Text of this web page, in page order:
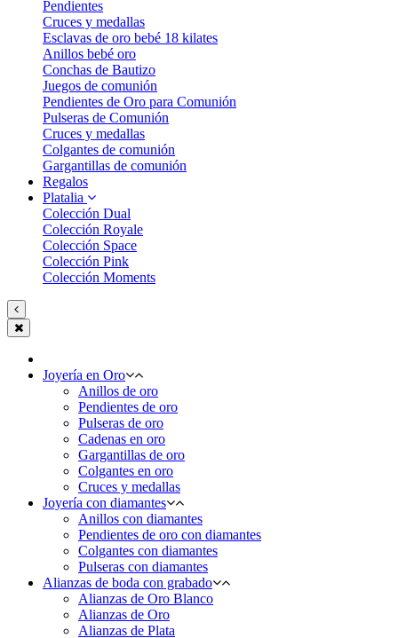
Pendientes
Cruces y medallas
Esclavas de oro bebé 18 kilates
Anillos bebé oro
Conchas de Bautizo
Juegos de comunión
Pendientes de Oro para Comunión
Pulseras de Comunión
Cruces y medallas
Colgantes de comunión
Gargantillas de comunión
Regalos
Platalia
Colección Dual
Colección Royale
Colección Space
Colección Pink
Colección Moments
Joyería en Oro
Anillos de oro
Pendientes de oro
Pulseras de oro
Cadenas en oro
Gargantillas de oro
Colgantes en oro
Cruces y medallas
Joyería con diamantes
Anillos con diamantes
Pendientes de oro con diamantes
Colgantes con diamantes
Pulseras con diamantes
Alianzas de boda con grabado
Alianzas de Oro Blanco
Alianzas de Oro
Alianzas de Plata